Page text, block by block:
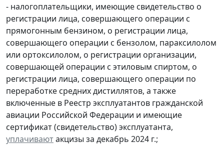
- налогоплательщики, имеющие свидетельство о
регистрации лица, совершающего операции с
прямогонным бензином, о регистрации лица,
совершающего операции с бензолом, параксилолом
или ортоксилолом, о регистрации организации,
совершающей операции с этиловым спиртом, о
регистрации лица, совершающего операции по
переработке средних дистиллятов, а также
включенные в Реестр эксплуатантов гражданской
авиации Российской Федерации и имеющие
сертификат (свидетельство) эксплуатанта,
уплачиваютакцизы за декабрь 2024 г.;